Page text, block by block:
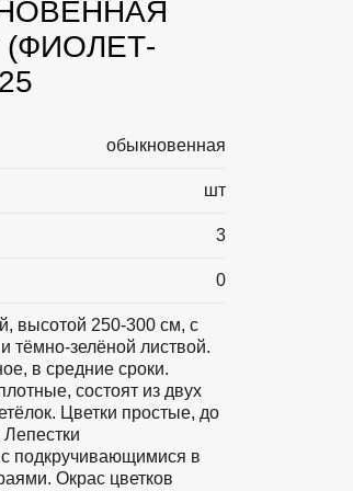
(ФИОЛЕТ-
обыкновенная
шт
3
0
высотой 250-300 см, с
тёмно-зелёной листвой.
в средние сроки.
состоят из двух
Цветки простые, до
подкручивающимися в
Окрас цветков